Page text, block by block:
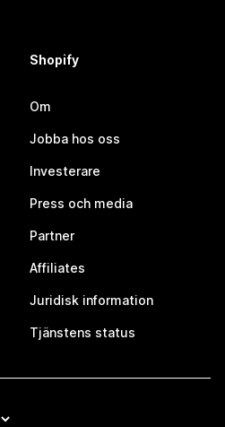
Shopify
Om
Jobba hos oss
Investerare
Press och media
Partner
Affiliates
Juridisk information
Tjänstens status